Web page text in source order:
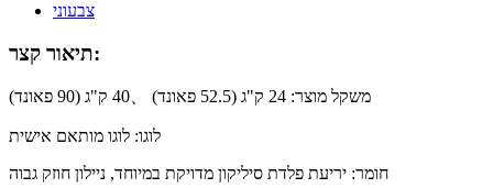
תיאור קצר:
משקל מוצר: 24 ק"ג (52.5 פאונד) 、40 ק"ג (90 פאונד)
לוגו: לוגו מותאם אישית
חומר: יריעת פלדת סיליקון מדויקת במיוחד, ניילון חוזק גבוה